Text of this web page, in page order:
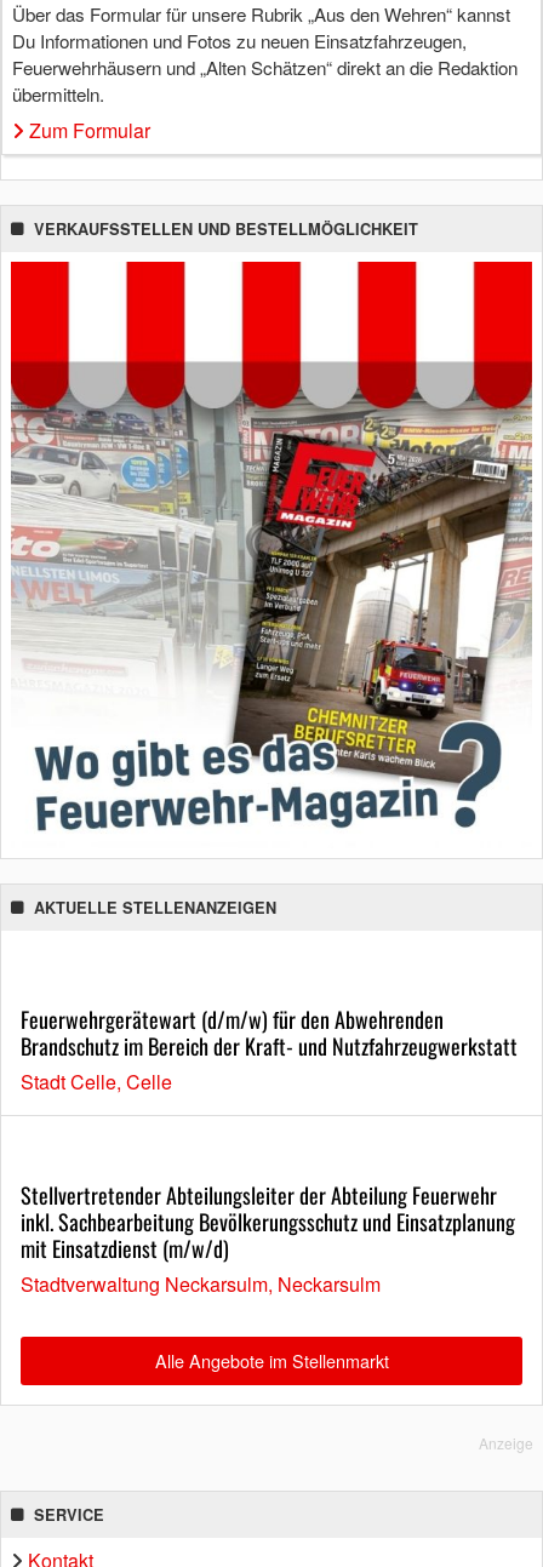
Über das Formular für unsere Rubrik „Aus den Wehren“ kannst
Du Informationen und Fotos zu neuen Einsatzfahrzeugen,
Feuerwehrhäusern und „Alten Schätzen“ direkt an die Redaktion
übermitteln.
Zum Formular
VERKAUFSSTELLEN UND BESTELLMÖGLICHKEIT
AKTUELLE STELLENANZEIGEN
Feuerwehrgerätewart (d/m/w) für den Abwehrenden
Brandschutz im Bereich der Kraft- und Nutzfahrzeugwerkstatt
Stadt Celle, Celle
Stellvertretender Abteilungsleiter der Abteilung Feuerwehr
inkl. Sachbearbeitung Bevölkerungsschutz und Einsatzplanung
mit Einsatzdienst (m/w/d)
Stadtverwaltung Neckarsulm, Neckarsulm
Alle Angebote im Stellenmarkt
Anzeige
SERVICE
Kontakt